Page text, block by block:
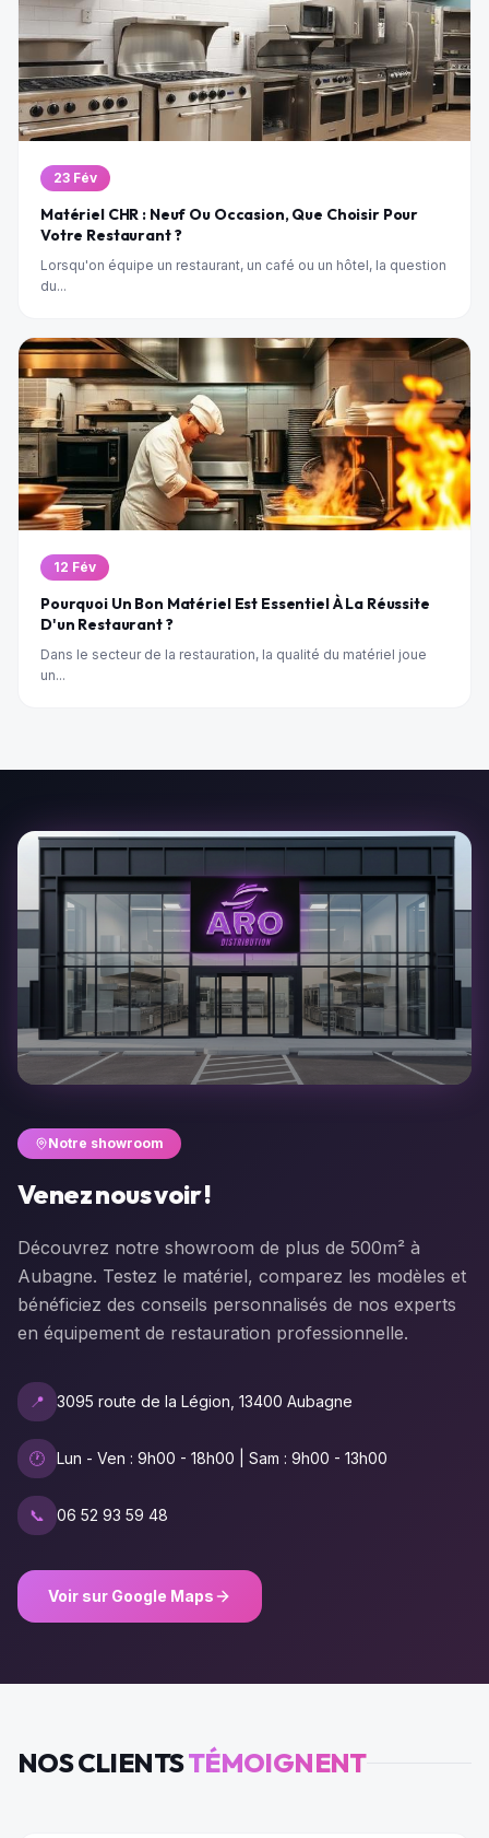
23 Fév
Matériel CHR : Neuf Ou Occasion, Que Choisir Pour
Votre Restaurant ?
Lorsqu'on équipe un restaurant, un café ou un hôtel, la question
du...
12 Fév
Pourquoi Un Bon Matériel Est Essentiel À La Réussite
D'un Restaurant ?
Dans le secteur de la restauration, la qualité du matériel joue
un...
Notre showroom
Venez nous voir !
Découvrez notre showroom de plus de 500m² à
Aubagne. Testez le matériel, comparez les modèles et
bénéficiez des conseils personnalisés de nos experts
en équipement de restauration professionnelle.
📍 3095 route de la Légion, 13400 Aubagne
🕐 Lun - Ven : 9h00 - 18h00 | Sam : 9h00 - 13h00
📞 06 52 93 59 48
Voir sur Google Maps
NOS CLIENTSTÉMOIGNENT